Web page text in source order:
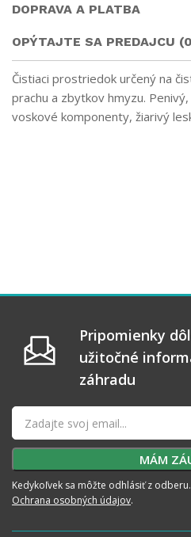
DOPRAVA A PLATBA
OPÝTAJTE SA PREDAJCU
Čistiaci prostriedok určený na
prachu a zbytkov hmyzu.
voskové komponenty, žiarivý
Pripomienky
užitočné
záhradu
Kedykoľvek sa môžte odhlásiť z
Ochrana osobných údajov.